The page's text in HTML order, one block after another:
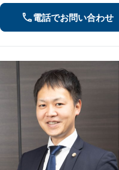
電話でお問い合わせ